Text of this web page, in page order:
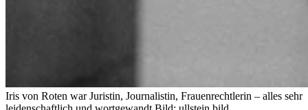
Iris von Roten war Juristin, Journalistin, Frauenrechtlerin – alles sehr